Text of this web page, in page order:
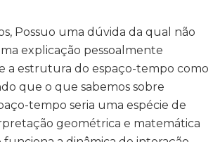
Possuo uma dúvida da qual não
explicação pessoalmente
a estrutura do espaço-tempo como
que o que sabemos sobre
tempo seria uma espécie de
geométrica e matemática